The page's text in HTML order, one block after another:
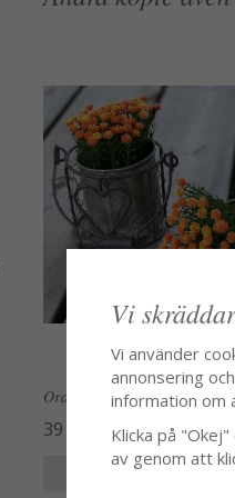
Orange höst "Gypso"
39 kr
Vi
Vi använder
annonsering
information om
Klicka på
av genom att